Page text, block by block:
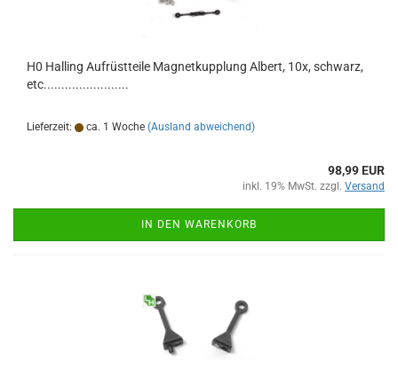
H0 Halling Aufrüstteile Magnetkupplung Albert, 10x, schwarz,
etc........................
Lieferzeit: ca. 1 Woche (Ausland abweichend)
98,99 EUR
inkl. 19% MwSt. zzgl. Versand
IN DEN WARENKORB